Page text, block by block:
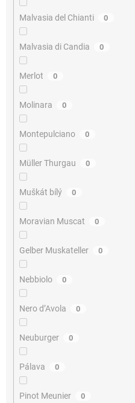
Malvasia del Chianti 0
Malvasia di Candia 0
Merlot 0
Molinara 0
Montepulciano 0
Müller Thurgau 0
Muškát bílý 0
Moravian Muscat 0
Gelber Muskateller 0
Nebbiolo 0
Nero d’Avola 0
Neuburger 0
Pálava 0
Pinot Meunier 0